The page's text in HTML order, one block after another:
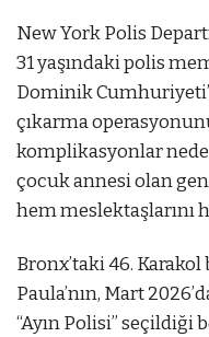
New York Polis
31 yaşındaki polis
Dominik
çıkarma
komplikasyonlar
çocuk annesi olan
hem meslektaşlarını
Bronx’taki 46.
Paula’nın, Mart
“Ayın Polisi” seçildiği